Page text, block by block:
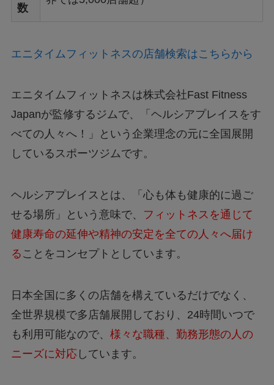
数
エニタイムフィットネスの店舗検索はこちらから
エニタイムフィットネスは株式会社Fast Fitness
Japanが監修するジムで、
「ヘルシアプレイスをす
べての人々へ！」という企業理念の元に全国展開
しているスポーツジムです。
ヘルシアプレイスとは、
「心も体も健康的に過ご
せる場所」という意味で、
フィットネスを通じて
健康寿命の延伸や精神の安定を全ての人々へ届け
る ことをコンセプトとしています。
日本全国に多くの店舗を構えているだけでなく、
全世界規模で多店舗展開しており、24時間いつで
も利用可能なので、 様々な職種、勤務形態の人の
ニーズに対応 しています。